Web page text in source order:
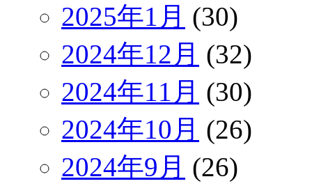
2025年1月 (30)
2024年12月 (32)
2024年11月 (30)
2024年10月 (26)
2024年9月 (26)